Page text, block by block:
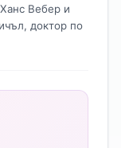
Вебер и
доктор по